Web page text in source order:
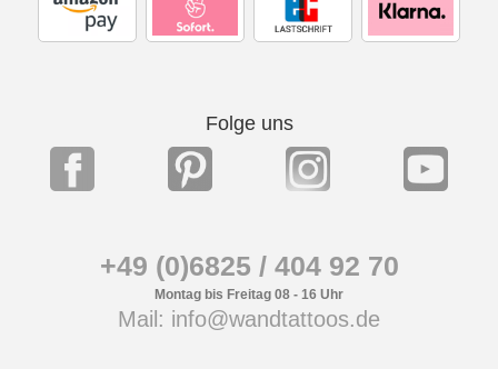
Folge uns
+49 (0)6825 / 404 92 70
Montag bis Freitag 08 - 16 Uhr
Mail: info@wandtattoos.de